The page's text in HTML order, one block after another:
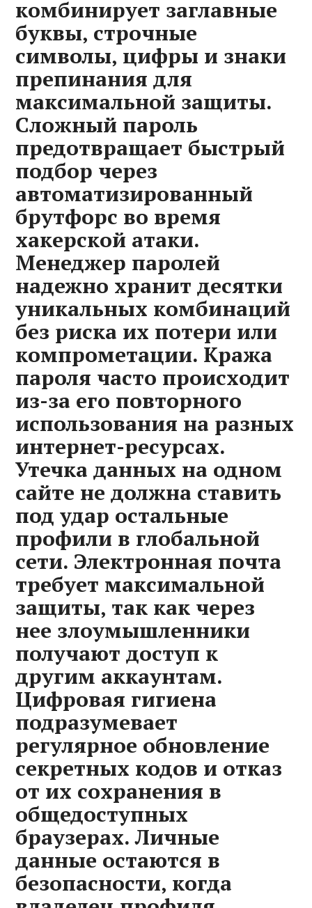
комбинирует заглавные
буквы‚ строчные
символы‚ цифры и знаки
препинания для
максимальной защиты.
Сложный пароль
предотвращает быстрый
подбор через
автоматизированный
брутфорс во время
хакерской атаки.
Менеджер паролей
надежно хранит десятки
уникальных комбинаций
без риска их потери или
компрометации. Кража
пароля часто происходит
из-за его повторного
использования на разных
интернет-ресурсах.
Утечка данных на одном
сайте не должна ставить
под удар остальные
профили в глобальной
сети. Электронная почта
требует максимальной
защиты‚ так как через
нее злоумышленники
получают доступ к
другим аккаунтам.
Цифровая гигиена
подразумевает
регулярное обновление
секретных кодов и отказ
от их сохранения в
общедоступных
браузерах. Личные
данные остаются в
безопасности‚ когда